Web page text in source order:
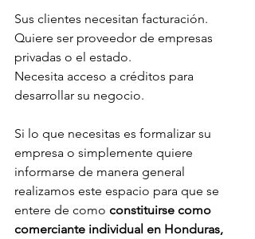
Sus clientes necesitan facturación.
Quiere ser proveedor de empresas
privadas o el estado.
Necesita acceso a créditos para
desarrollar su negocio.
Si lo que necesitas es formalizar su
empresa o simplemente quiere
informarse de manera general
realizamos este espacio para que se
entere de como constituirse como
comerciante individual en Honduras,